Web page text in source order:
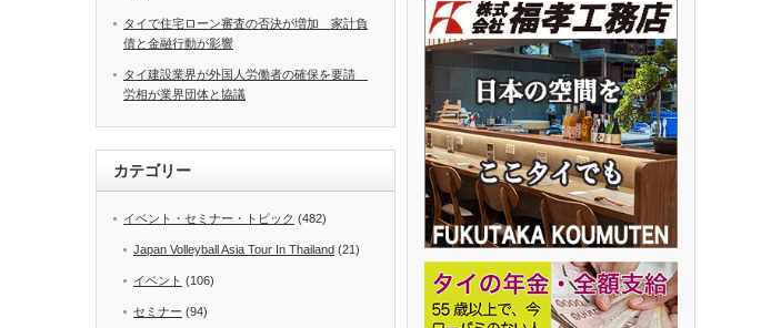
タイで住宅ローン審査の否決が増加 家計負
債と金融行動が影響
タイ建設業界が外国人労働者の確保を要請
労相が業界団体と協議
カテゴリー
イベント・セミナー・トピック (482)
Japan Volleyball Asia Tour In Thailand (21)
イベント (106)
セミナー (94)